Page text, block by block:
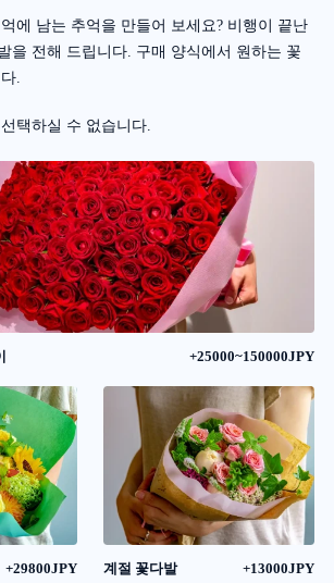
에 남는 추억을 만들어 보세요? 비행이 끝난
을 전해 드립니다. 구매 양식에서 원하는 꽃
.
택하실 수 없습니다.
+25000~150000JPY
+29800JPY 계절 꽃다발 +13000JPY